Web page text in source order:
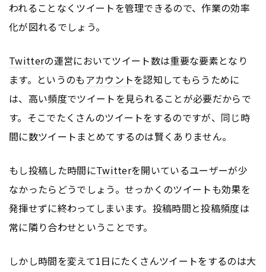
われることなくツイートを管理できるので、作業の効率
化が図れるでしょう。
Twitterの運営においてツイート数は重要な要素となり
ます。というのもアカウントを認知してもらうために
は、高い頻度でツイートを見られることが必要だからで
す。そこでたくさんのツイートをするのですが、同じ時
間に数ツイートまとめてするのは賢くありません。
もし投稿した時間にTwitterを開いているユーザーが少
なかったらどうでしょう。せっかくのツイートも効果を
発揮せずに終わってしまいます。投稿時間と投稿頻度は
常に隣り合わせということです。
しかし時間を変えて1日にたくさんツイートをするのは大